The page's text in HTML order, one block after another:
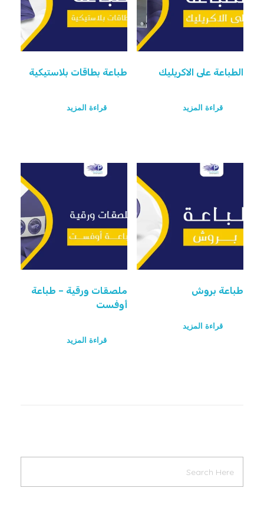
الطباعة على الاكريليك
قراءة المزيد
طباعة بطاقات بلاستيكية
قراءة المزيد
طباعة بروش
قراءة المزيد
ملصقات ورقية – طباعة
أوفست
قراءة المزيد